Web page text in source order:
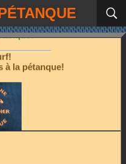
à la pétanque!